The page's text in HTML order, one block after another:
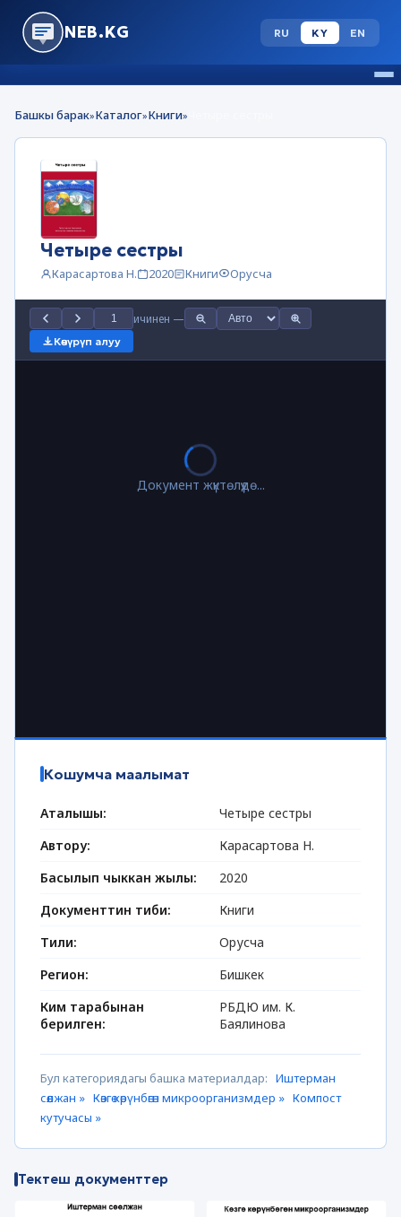
NEB.KG RU KY EN
Башкы барак»Каталог»Книги»
Четыре сестры
Карасартова Н. 2020 Книги Орусча
ичинен —
Көчүрүп алуу
Документ жүктөлүүдө...
Кошумча маалымат
Аталышы:
Четыре сестры
Автору:
Карасартова Н.
Басылып чыккан жылы:
2020
Документтин тиби:
Книги
Тили:
Орусча
Регион:
Бишкек
Ким тарабынан
берилген:
РБДЮ им. К.
Баялинова
Бул категориядагы башка материалдар: Иштерман
сөөлжан » Көзгө көрүнбөгөн микроорганизмдер » Компост
кутучасы »
Тектеш документтер